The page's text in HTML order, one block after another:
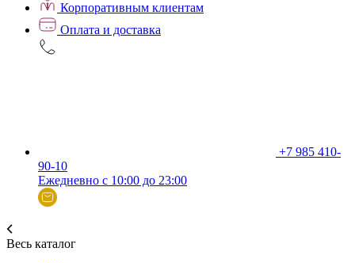
Корпоративным клиентам
Оплата и доставка
+7 985 410-
90-10
Ежедневно с 10:00 до 23:00
Весь каталог